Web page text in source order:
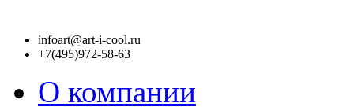
infoart@art-i-cool.ru
+7(495)972-58-63
О компании